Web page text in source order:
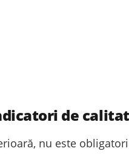
de
nu este